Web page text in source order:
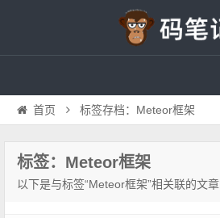
首页 标签存档：Meteor框架
标签：Meteor框架
以下是与标签“Meteor框架”相关联的文章